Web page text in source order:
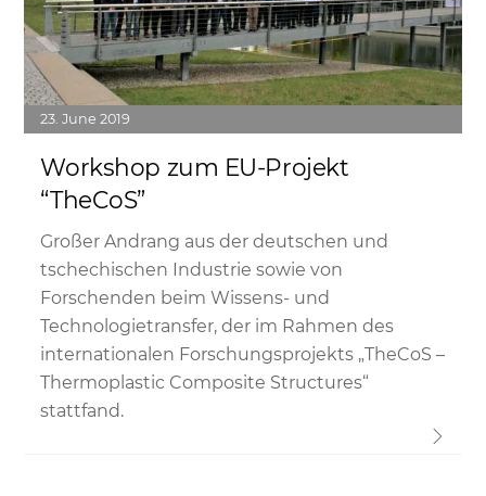
23 June 2019
Workshop zum EU-Projekt
“TheCoS”
Großer Andrang aus der deutschen und
tschechischen Industrie sowie von
Forschenden beim Wissens- und
Technologietransfer, der im Rahmen des
internationalen Forschungsprojekts „TheCoS –
Thermoplastic Composite Structures“
stattfand.